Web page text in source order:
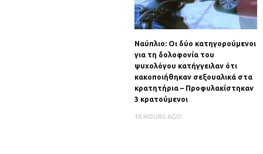
Ναύπλιο: Οι δύο κατηγορούμενοι
για τη δολοφονία του
ψυχολόγου κατήγγειλαν ότι
κακοποιήθηκαν σεξουαλικά στα
κρατητήρια – Προφυλακίστηκαν
3 κρατούμενοι
16 HOURS AGO